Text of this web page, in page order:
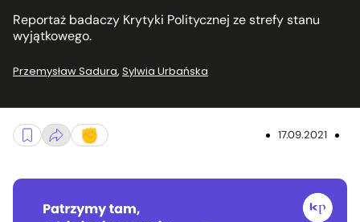
Reportaż badaczy Krytyki Politycznej ze strefy stanu
wyjątkowego.
Przemysław Sadura, Sylwia Urbańska
17.09.2021